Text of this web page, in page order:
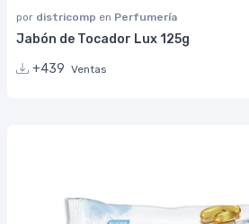
por districomp en Perfumería
Jabón de Tocador Lux 125g
+439 Ventas